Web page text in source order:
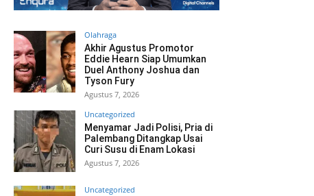
Olahraga
Akhir Agustus Promotor
Eddie Hearn Siap Umumkan
Duel Anthony Joshua dan
Tyson Fury
Agustus 7, 2026
Uncategorized
Menyamar Jadi Polisi, Pria di
Palembang Ditangkap Usai
Curi Susu di Enam Lokasi
Agustus 7, 2026
Uncategorized